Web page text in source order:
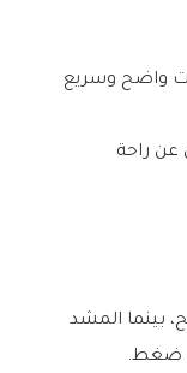
واضح وسريع
عن راحة
بينما المشد
ضغط.